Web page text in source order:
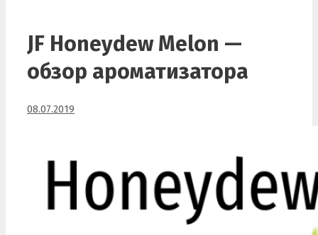
JF Honeydew Melon —
обзор ароматизатора
08.07.2019